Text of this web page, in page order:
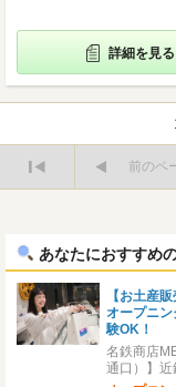
詳細を見る
前のペ
あなたにおすすめ
【お土産
オープニ
験OK！
名鉄商店
通口）】